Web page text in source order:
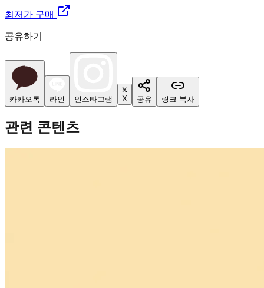
최저가 구매
공유하기
카카오톡 라인 인스타그램 X 공유 링크 복사
관련 콘텐츠